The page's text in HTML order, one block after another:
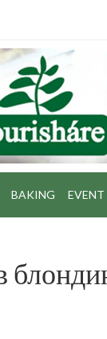
BAKING